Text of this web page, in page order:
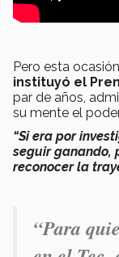
Pero esta
instituyó el
par de años,
su mente el
“Si era por
seguir ganando,
reconocer la
“Para